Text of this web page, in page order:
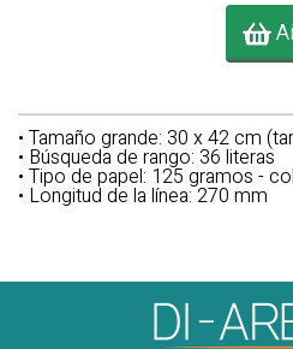
• Tamaño grande: 30 x 42 cm
• Búsqueda de rango: 36 literas
• Tipo de papel: 125 gramos -
• Longitud de la línea: 270 mm